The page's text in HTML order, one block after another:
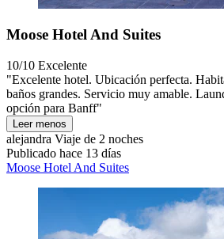
Moose Hotel And Suites
10/10 Excelente
"Excelente hotel. Ubicación perfecta.
baños grandes. Servicio muy amable.
opción para Banff"
Leer menos
alejandra Viaje de 2 noches
Publicado hace 13 días
Moose Hotel And Suites